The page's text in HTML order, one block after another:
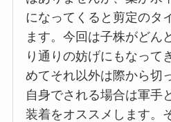
になってくると剪定のタ
ます。今回は子株がどん
り通りの妨げにもなって
めてそれ以外は際から切
自身でされる場合は軍手
装着をオススメします。